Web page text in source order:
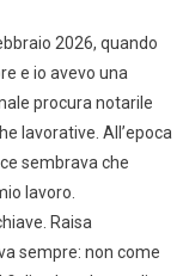
2026, quando
e io avevo una
procura notarile
lavorative. All’epoca
sembrava che
lavoro.
Raisa
sempre: non come